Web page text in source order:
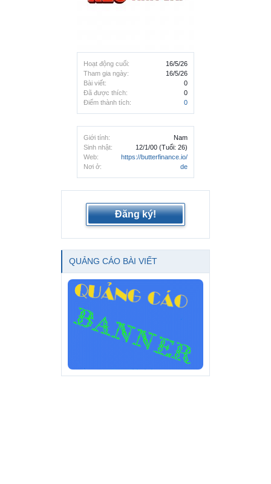
Hoạt động cuối:
16/5/26
Tham gia ngày:
16/5/26
Bài viết:
0
Đã được thích:
0
Điểm thành tích:
0
Giới tính:
Nam
Sinh nhật:
12/1/00 (Tuổi: 26)
Web:
https://butterfinance.io/
Nơi ở:
de
Đăng ký!
QUẢNG CÁO BÀI VIẾT